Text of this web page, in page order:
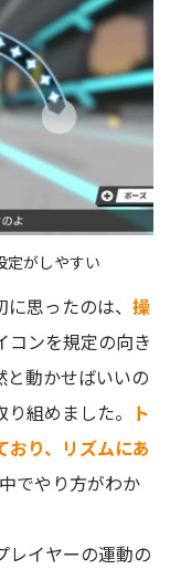
定がしやすい
思ったのは、 操
コンを規定の向き
と動かせばいいの
組めました。 ト
おり、リズムにあ
でやり方がわか
レイヤーの運動の